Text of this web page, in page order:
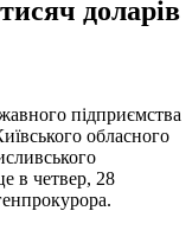
доларів
підприємства
обласного
в четвер, 28